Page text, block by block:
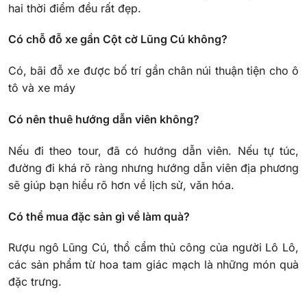
hai thời điểm đều rất đẹp.
Có chỗ đỗ xe gần Cột cờ Lũng Cú không?
Có, bãi đỗ xe được bố trí gần chân núi thuận tiện cho ô
tô và xe máy
Có nên thuê hướng dẫn viên không?
Nếu đi theo tour, đã có hướng dẫn viên. Nếu tự túc,
đường đi khá rõ ràng nhưng hướng dẫn viên địa phương
sẽ giúp bạn hiểu rõ hơn về lịch sử, văn hóa.
Có thể mua đặc sản gì về làm quà?
Rượu ngô Lũng Cú, thổ cẩm thủ công của người Lô Lô,
các sản phẩm từ hoa tam giác mạch là những món quà
đặc trưng.